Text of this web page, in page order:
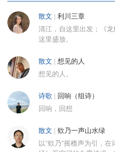
散文 利川三章
清江，自这里出发；《
这里盛放。
散文 想见的人
想见的人。
诗歌 回响（组诗）
回响，回想
散文 欸乃一声山水绿
以“欸乃”摇橹声为引，